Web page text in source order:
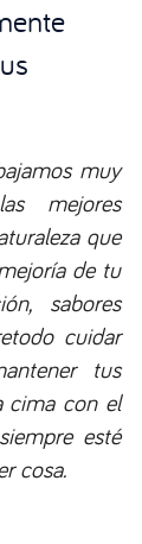
muy
mejores
que
de tu
sabores
cuidar
tus
cima con el
esté
cosa.